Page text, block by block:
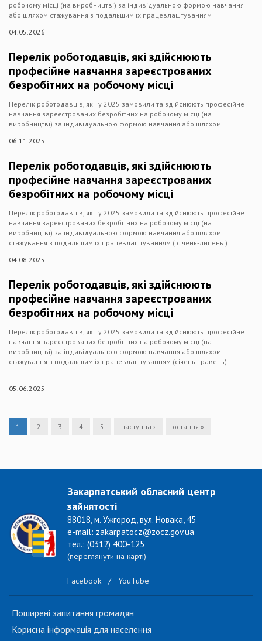
робочому місці (на виробництві) за індивідуальною формою навчання
або шляхом стажування з подальшим їх працевлаштуванням
04.05.2026
Перелік роботодавців, які здійснюють
професійне навчання зареєстрованих
безробітних на робочому місці
Перелік роботодавців, які у 2025 замовили та здійснюють професійне
навчання зареєстрованих безробітних на робочому місці (на
виробництві) за індивідуальною формою навчання або шляхом
06.11.2025
Перелік роботодавців, які здійснюють
професійне навчання зареєстрованих
безробітних на робочому місці
Перелік роботодавців, які у 2025 замовили та здійснюють професійне
навчання зареєстрованих безробітних на робочому місці (на
виробництві) за індивідуальною формою навчання або шляхом
стажування з подальшим їх працевлаштуванням ( січень-липень )
04.08.2025
Перелік роботодавців, які здійснюють
професійне навчання зареєстрованих
безробітних на робочому місці
Перелік роботодавців, які у 2025 замовили та здійснюють професійне
навчання зареєстрованих безробітних на робочому місці (на
виробництві) за індивідуальною формою навчання або шляхом
стажування з подальшим їх працевлаштуванням (січень-травень).
05.06.2025
1 2 3 4 5 наступна › остання »
Закарпатський обласний центр
зайнятості
88018, м. Ужгород, вул. Новака, 45
e-mail: zakarpatocz@zocz.gov.ua
тел.: (0312) 400-125
(переглянути на карті)
Facebook / YouTube
Поширені запитання громадян
Корисна інформація для населення